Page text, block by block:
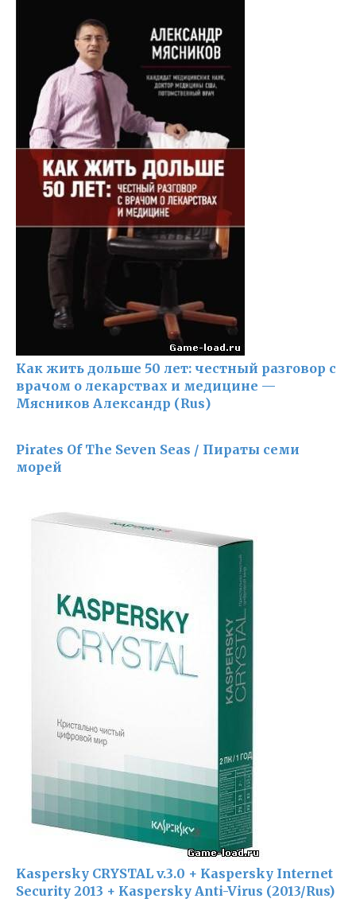
Как жить дольше 50 лет: честный разговор с
врачом о лекарствах и медицине —
Мясников Александр (Rus)
Pirates Of The Seven Seas / Пираты семи
морей
Kaspersky CRYSTAL v.3.0 + Kaspersky Internet
Security 2013 + Kaspersky Anti-Virus (2013/Rus)